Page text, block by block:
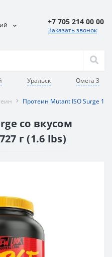
Уральск Омега 3
+7 705 214 00 00
Заказать звонок
Протеин Mutant ISO Surge 1.6
со вкусом
г (1.6 lbs)